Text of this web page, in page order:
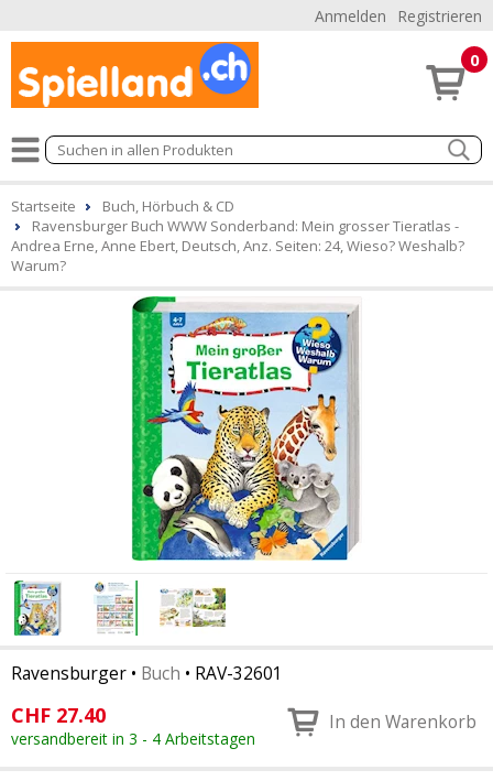
Anmelden Registrieren
0
Startseite
Buch, Hörbuch & CD
Ravensburger Buch WWW Sonderband: Mein grosser Tieratlas -
Andrea Erne, Anne Ebert, Deutsch, Anz. Seiten: 24, Wieso? Weshalb?
Warum?
Ravensburger • Buch • RAV-32601
CHF 27.40
versandbereit in 3 - 4 Arbeitstagen
In den Warenkorb